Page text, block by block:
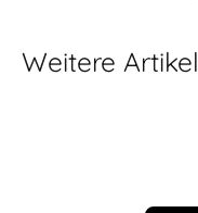
Weitere Artikel